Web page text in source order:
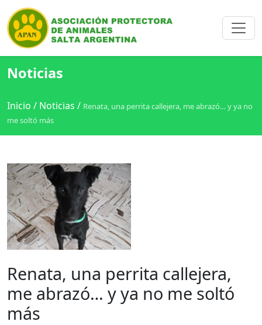
Noticias
Inicio / Noticias / Renata, una perrita callejera, me abrazó… y ya no
me soltó más
Renata, una perrita callejera,
me abrazó… y ya no me soltó
más